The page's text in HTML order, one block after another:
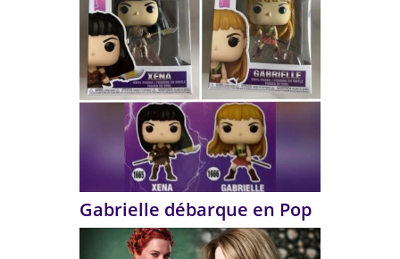
Gabrielle débarque en Pop